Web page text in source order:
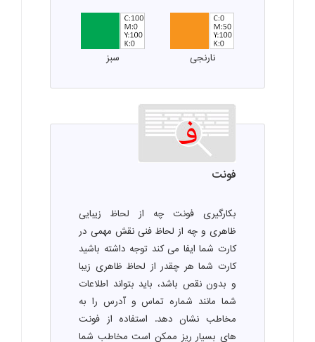
نارنجی سبز
فونت
بکارگیری فونت چه از لحاظ زیبایی
ظاهری و چه از لحاظ فنی نقش مهمی در
کارت شما ایفا می کند توجه داشته باشید
کارت شما هر چقدر از لحاظ ظاهری زیبا
و بدون نقص باشد، باید بتواند اطلاعات
شما مانند شماره تماس و آدرس را به
مخاطب نشان دهد. استفاده از فونت
های بسیار ریز ممکن است مخاطب شما